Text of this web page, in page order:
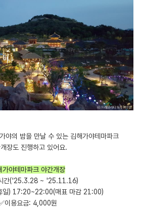
야의 밤을 만날 수 있는 김해가야테마파크
장도 진행하고 있어요.
가야테마파크 야간개장
간('25.3.28 ~ '25.11.16)
일) 17:20~22:00(매표 마감 21:00)
이용요금: 4,000원